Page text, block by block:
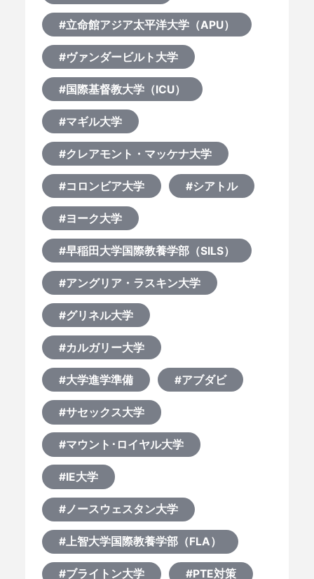
#立命館アジア太平洋大学（APU）
#ヴァンダービルト大学
#国際基督教大学（ICU）
#マギル大学
#クレアモント・マッケナ大学
#コロンビア大学 #シアトル
#ヨーク大学
#早稲田大学国際教養学部（SILS）
#アングリア・ラスキン大学
#グリネル大学
#カルガリー大学
#大学進学準備 #アブダビ
#サセックス大学
#マウント･ロイヤル大学
#IE大学
#ノースウェスタン大学
#上智大学国際教養学部（FLA）
#ブライトン大学 #PTE対策